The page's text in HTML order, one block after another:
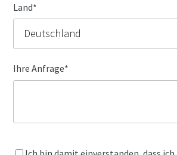
Land*
Ihre Anfrage*